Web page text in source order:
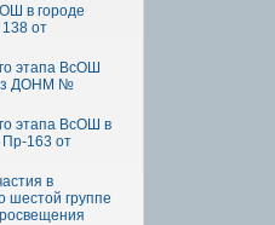
в городе
от
этапа ВсОШ
ДОНМ №
этапа ВсОШ в
163 от
в
шестой группе